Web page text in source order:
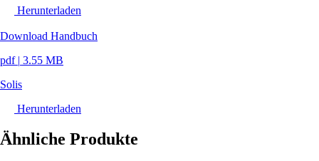
Herunterladen
Download Handbuch
pdf | 3.55 MB
Solis
Herunterladen
Ähnliche Produkte